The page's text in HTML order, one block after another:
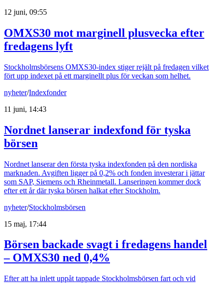
12 juni, 09:55
OMXS30 mot marginell plusvecka efter
fredagens lyft
Stockholmsbörsens OMXS30-index stiger rejält på fredagen vilket
fört upp indexet på ett marginellt plus för veckan som helhet.
nyheter/Indexfonder
11 juni, 14:43
Nordnet lanserar indexfond för tyska
börsen
Nordnet lanserar den första tyska indexfonden på den nordiska
marknaden. Avgiften ligger på 0,2% och fonden investerar i jättar
som SAP, Siemens och Rheinmetall. Lanseringen kommer dock
efter ett år där tyska börsen halkat efter Stockholm.
nyheter/Stockholmsbörsen
15 maj, 17:44
Börsen backade svagt i fredagens handel
– OMXS30 ned 0,4%
Efter att ha inlett uppåt tappade Stockholmsbörsen fart och vid